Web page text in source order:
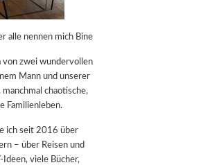
alle nennen mich Bine
von zwei wundervollen
Mann und unserer
manchmal chaotische,
Familienleben.
ich seit 2016 über
– über Reisen und
viele Bücher,